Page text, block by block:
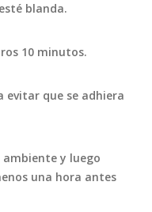
blanda.
10 minutos.
evitar que se adhiera
y luego
una hora antes